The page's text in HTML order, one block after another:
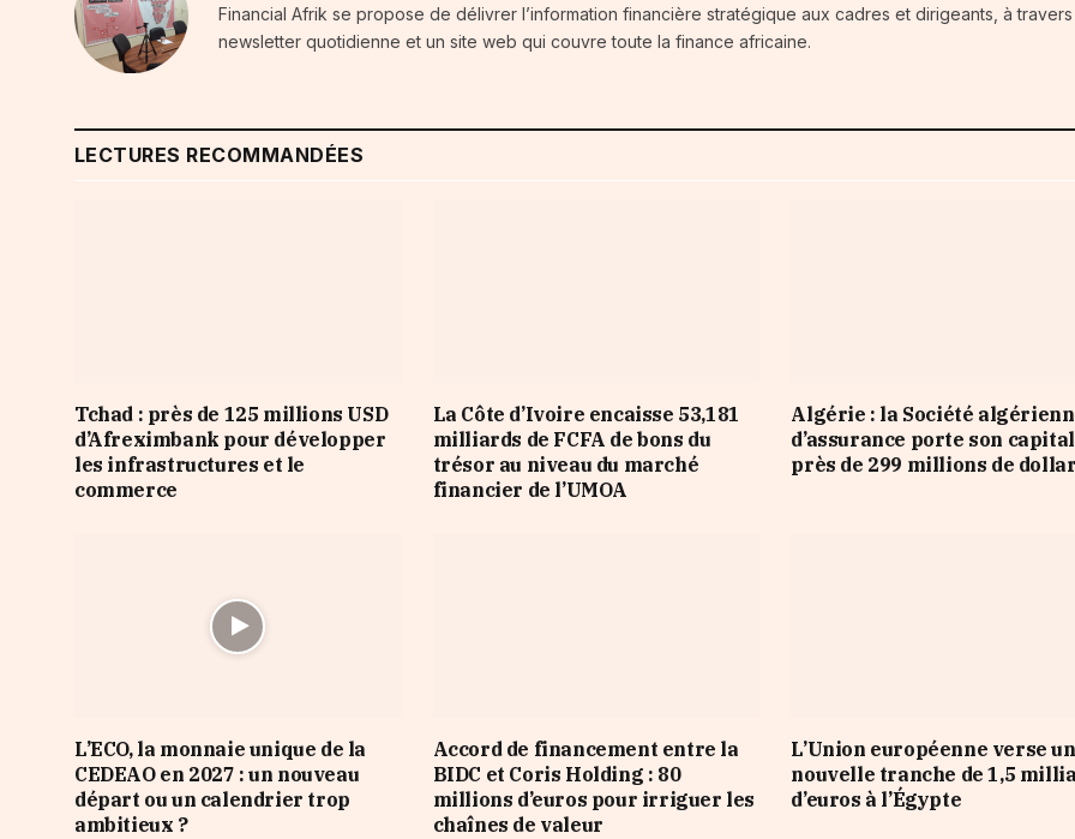
Financial Afrik se propose de délivrer l’information financière stratégique aux cadres et dirigeants, à
newsletter quotidienne et un site web qui couvre toute la finance africaine.
LECTURES RECOMMANDÉES
Tchad : près de 125 millions USD
d’Afreximbank pour développer
les infrastructures et le
commerce
La Côte d’Ivoire encaisse 53,181
milliards de FCFA de bons du
trésor au niveau du marché
financier de l’UMOA
Algérie : la Société
d’assurance porte son
près de 299 millions de
L’ECO, la monnaie unique de la
CEDEAO en 2027 : un nouveau
départ ou un calendrier trop
ambitieux ?
Accord de financement entre la
BIDC et Coris Holding : 80
millions d’euros pour irriguer les
chaînes de valeur
L’Union européenne verse
nouvelle tranche de 1,5
d’euros à l’Égypte